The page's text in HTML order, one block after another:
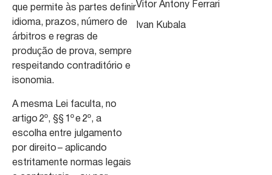
que permite às partes definir
idioma, prazos, número de
árbitros e regras de
produção de prova, sempre
respeitando contraditório e
isonomia.
A mesma Lei faculta, no
artigo 2º, §§ 1º e 2º, a
escolha entre julgamento
por direito – aplicando
estritamente normas legais
Vitor Antony Ferrari
Ivan Kubala